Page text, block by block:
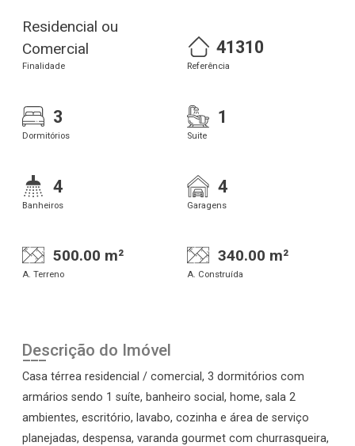
Residencial ou
Comercial
Finalidade
41310
Referência
3
Dormitórios
1
Suite
4
Banheiros
4
Garagens
500.00 m²
A. Terreno
340.00 m²
A. Construída
Descrição do Imóvel
Casa térrea residencial / comercial, 3 dormitórios com
armários sendo 1 suíte, banheiro social, home, sala 2
ambientes, escritório, lavabo, cozinha e área de serviço
planejadas, despensa, varanda gourmet com churrasqueira,